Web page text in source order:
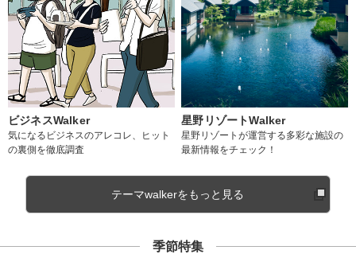
ビジネスWalker
気になるビジネスのアレコレ、ヒット
の裏側を徹底調査
星野リゾートWalker
星野リゾートが運営する多彩な施設の
最新情報をチェック！
テーマwalkerをもっと見る
季節特集